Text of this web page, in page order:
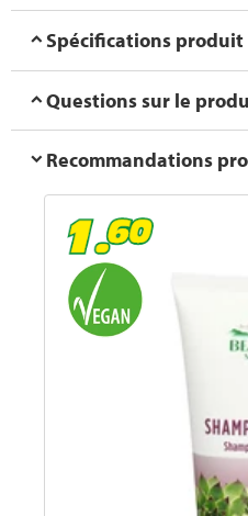
Spécifications produit
Questions sur le
Recommandations